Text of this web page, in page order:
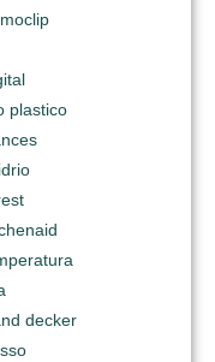
plastico
decker